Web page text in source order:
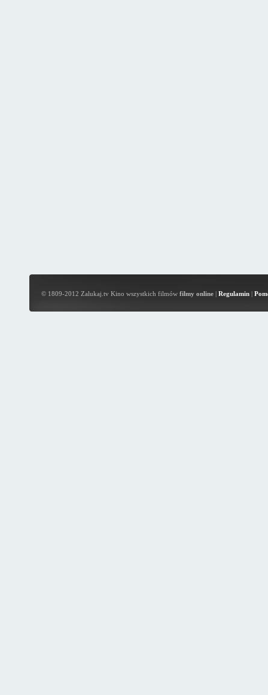
© 1809-2012 Zalukaj.tv Kino wszystkich filmów filmy online| Regulamin|